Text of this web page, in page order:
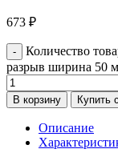
673 ₽
Количество
разрыв ширина 50
В корзину Купить
Описание